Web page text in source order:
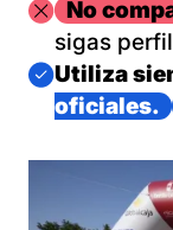
Imagen
No
sigas
Imagen
Utiliza
oficiales.